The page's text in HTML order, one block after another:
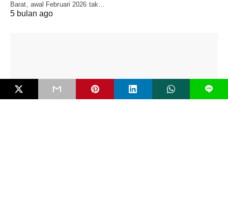
Barat, awal Februari 2026 tak…
5 bulan ago
L